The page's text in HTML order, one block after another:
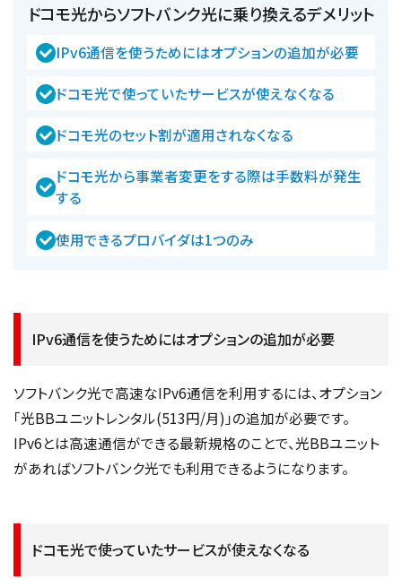
ドコモ光からソフトバンク光に乗り換えるデメリット
IPv6通信を使うためにはオプションの追加が必要
ドコモ光で使っていたサービスが使えなくなる
ドコモ光のセット割が適用されなくなる
ドコモ光から事業者変更をする際は手数料が発生
する
使用できるプロバイダは1つのみ
IPv6通信を使うためにはオプションの追加が必要
ソフトバンク光で高速なIPv6通信を利用するには、オプション
「光BBユニットレンタル(513円/月)」の追加が必要です。
IPv6とは高速通信ができる最新規格のことで、光BBユニット
があればソフトバンク光でも利用できるようになります。
ドコモ光で使っていたサービスが使えなくなる